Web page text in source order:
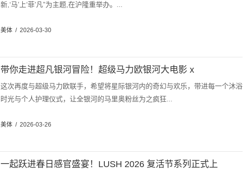
新,‘马’上‘菲’凡”为主题,在沪隆重举办。...
美体 / 2026-03-30
带你走进超凡银河冒险！超级马力欧银河大电影 x
这次再度与超级马力欧联手，希望将星际银河内的奇幻与欢乐，带进每一个沐浴
时光与个人护理仪式，让全银河的马里奥粉丝为之疯狂...
美体 / 2026-03-26
一起跃进春日感官盛宴！LUSH 2026 复活节系列正式上